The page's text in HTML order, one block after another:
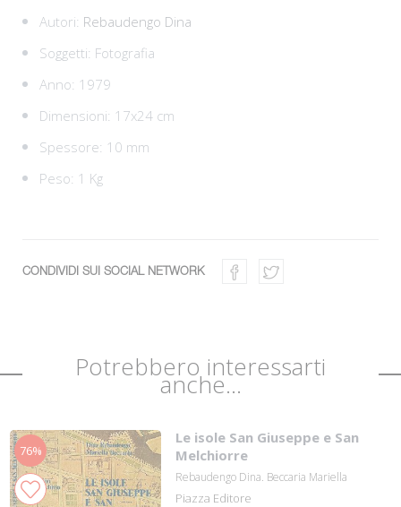
Autori: Rebaudengo Dina
Soggetti: Fotografia
Anno: 1979
Dimensioni: 17x24 cm
Spessore: 10 mm
Peso: 1 Kg
CONDIVIDI SUI SOCIAL NETWORK
Potrebbero interessarti
anche...
76%
Le isole San Giuseppe e San
Melchiorre
Rebaudengo Dina. Beccaria Mariella
Piazza Editore